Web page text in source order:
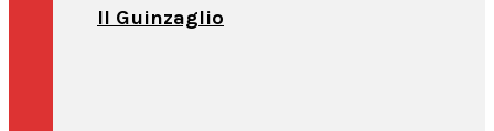
Il Guinzaglio